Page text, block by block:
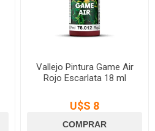
Vallejo Pintura Game Air
Rojo Escarlata 18 ml
U$S 8